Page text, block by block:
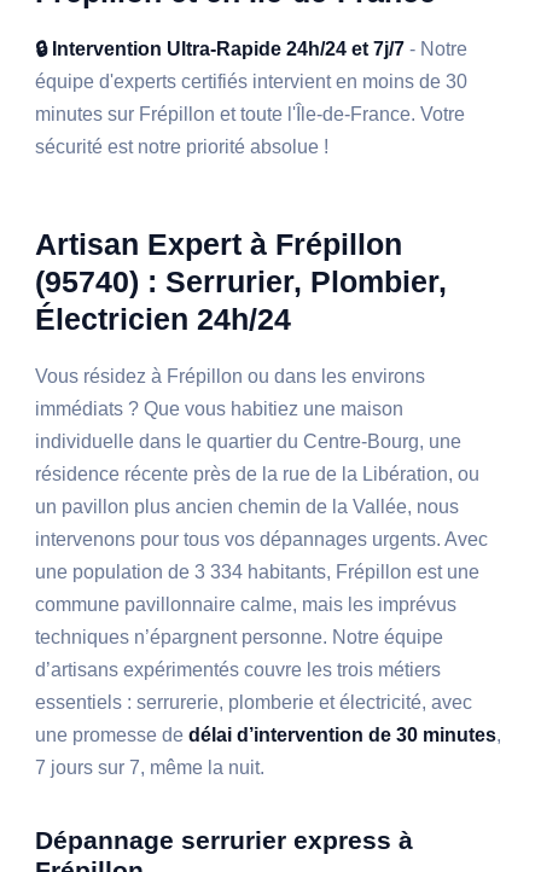
🔒 Intervention Ultra-Rapide 24h/24 et 7j/7 - Notre
équipe d'experts certifiés intervient en moins de 30
minutes sur Frépillon et toute l'Île-de-France. Votre
sécurité est notre priorité absolue !
Artisan Expert à Frépillon
(95740) : Serrurier, Plombier,
Électricien 24h/24
Vous résidez à Frépillon ou dans les environs
immédiats ? Que vous habitiez une maison
individuelle dans le quartier du Centre-Bourg, une
résidence récente près de la rue de la Libération, ou
un pavillon plus ancien chemin de la Vallée, nous
intervenons pour tous vos dépannages urgents. Avec
une population de 3 334 habitants, Frépillon est une
commune pavillonnaire calme, mais les imprévus
techniques n’épargnent personne. Notre équipe
d’artisans expérimentés couvre les trois métiers
essentiels : serrurerie, plomberie et électricité, avec
une promesse dedélai d’intervention de 30 minutes,
7 jours sur 7, même la nuit.
Dépannage serrurier express à